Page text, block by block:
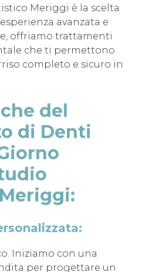
Meriggi è la scelta
avanzata e
offriamo trattamenti
che ti permettono
completo e sicuro in
del
di Denti
Iniziamo con una
per progettare un